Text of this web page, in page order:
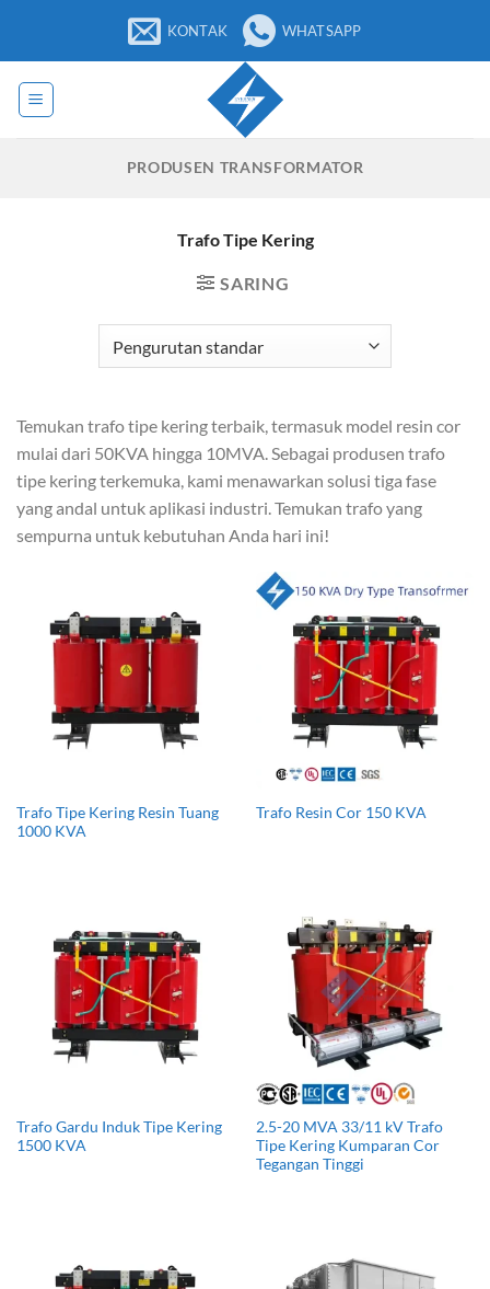
konten
KONTAK WHATSAPP
PRODUSEN TRANSFORMATOR
Trafo Tipe Kering
SARING
Temukan trafo tipe kering terbaik, termasuk model resin cor
mulai dari 50KVA hingga 10MVA. Sebagai produsen trafo
tipe kering terkemuka, kami menawarkan solusi tiga fase
yang andal untuk aplikasi industri. Temukan trafo yang
sempurna untuk kebutuhan Anda hari ini!
Trafo Tipe Kering Resin Tuang
1000 KVA
Trafo Resin Cor 150 KVA
Trafo Gardu Induk Tipe Kering
1500 KVA
2.5-20 MVA 33/11 kV Trafo
Tipe Kering Kumparan Cor
Tegangan Tinggi